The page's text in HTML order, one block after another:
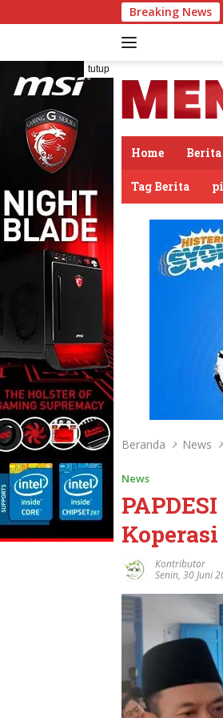
ke
Breaking News
tutup
Home Berita
Tag Berita
Beranda News
News
Kontributor
Senin, 30 Juni